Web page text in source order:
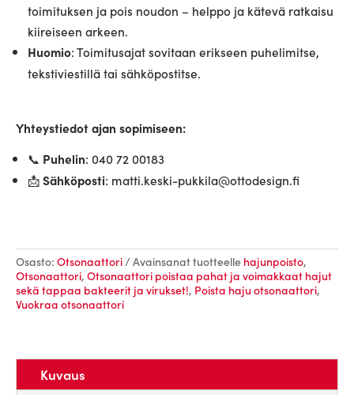
toimituksen ja pois noudon – helppo ja kätevä ratkaisu
kiireiseen arkeen.
Huomio: Toimitusajat sovitaan erikseen puhelimitse,
tekstiviestillä tai sähköpostitse.
Yhteystiedot ajan sopimiseen:
📞 Puhelin: 040 72 00183
📩Sähköposti: matti.keski-pukkila@ottodesign.fi
Osasto: Otsonaattori Avainsanat tuotteelle hajunpoisto,
Otsonaattori, Otsonaattori poistaa pahat ja voimakkaat hajut
sekä tappaa bakteerit ja virukset!, Poista haju otsonaattori,
Vuokraa otsonaattori
Kuvaus